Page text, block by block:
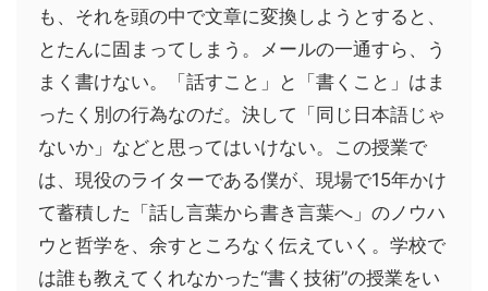
も、それを頭の中で文章に変換しようとすると、
とたんに固まってしまう。メールの一通すら、う
まく書けない。「話すこと」と「書くこと」はま
ったく別の行為なのだ。決して「同じ日本語じゃ
ないか」などと思ってはいけない。この授業で
は、現役のライターである僕が、現場で15年かけ
て蓄積した「話し言葉から書き言葉へ」のノウハ
ウと哲学を、余すところなく伝えていく。学校で
は誰も教えてくれなかった“書く技術”の授業をい